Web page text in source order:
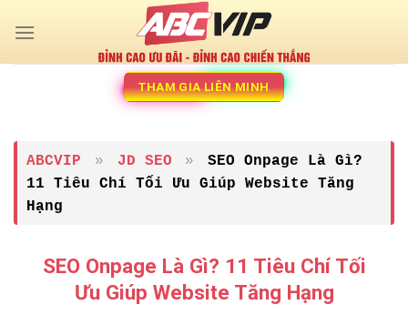
đến
THAM GIA LIÊN MINH
ABCVIP » JD SEO »
SEO Onpage Là Gì?
11 Tiêu Chí Tối Ưu Giúp Website Tăng
Hạng
SEO Onpage Là Gì? 11 Tiêu Chí Tối
Ưu Giúp Website Tăng Hạng